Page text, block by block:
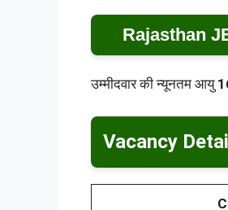
Rajasthan
उम्मीदवार की न्यूनतम आयु
Vacancy